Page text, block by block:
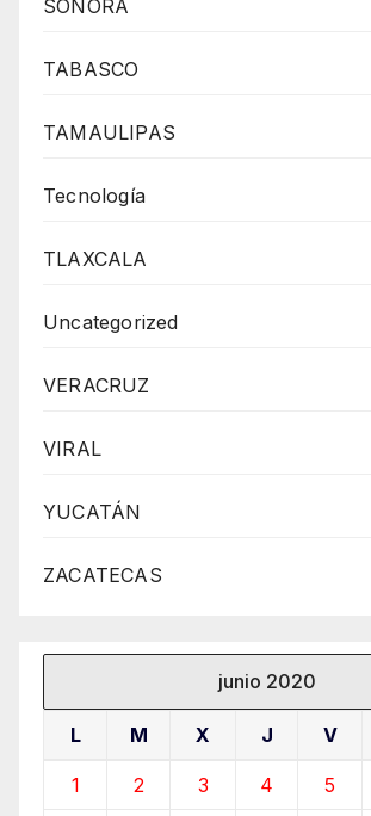
SONORA
TABASCO
TAMAULIPAS
Tecnología
TLAXCALA
Uncategorized
VERACRUZ
VIRAL
YUCATÁN
ZACATECAS
junio 2020
L M X J V
1 2 3 4 5